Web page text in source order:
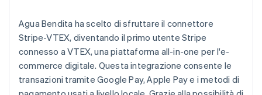
Agua Bendita ha scelto di sfruttare il connettore
Stripe-VTEX, diventando il primo utente Stripe
connesso a VTEX, una piattaforma all-in-one per l'e-
commerce digitale. Questa integrazione consente le
transazioni tramite Google Pay, Apple Pay e i metodi di